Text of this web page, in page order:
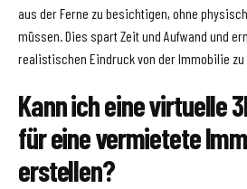
aus der Ferne zu besichtigen, ohne
müssen. Dies spart Zeit und Aufwand und
realistischen Eindruck von der Immobilie zu
Kann ich eine virtuelle
für eine vermietete
erstellen?